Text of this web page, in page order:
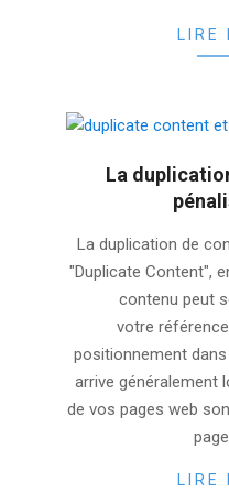
La
11-
09
La duplication de
"Duplicate Content",
contenu peut
votre
positionnement
arrive généralement
de vos pages web